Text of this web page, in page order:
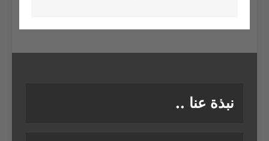
نبذة عنا ..